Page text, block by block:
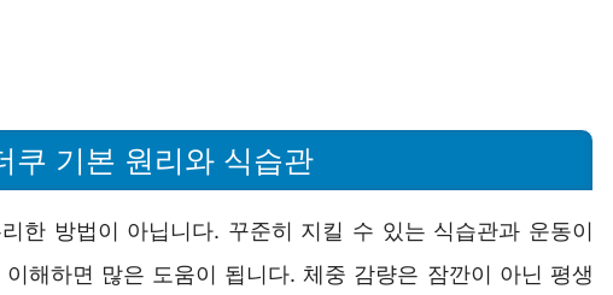
쿠 기본 원리와 식습관
한 방법이 아닙니다. 꾸준히 지킬 수 있는 식습관과 운동이
해하면 많은 도움이 됩니다. 체중 감량은 잠깐이 아닌 평생